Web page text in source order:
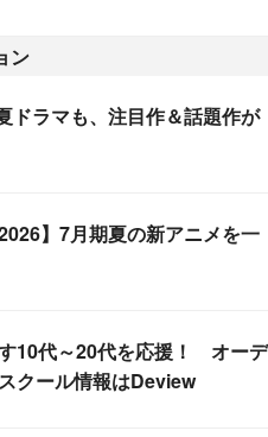
ン
ドラマも、注目作＆話題作が
】7月期夏の新アニメを一
10代～20代を応援！ オーデ
クール情報はDeview